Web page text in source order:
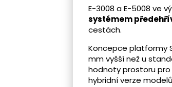
E-3008 a E-5008 ve
systémem
cestách.
Koncepce platformy
mm vyšší než u
hodnoty prostoru
hybridní verze